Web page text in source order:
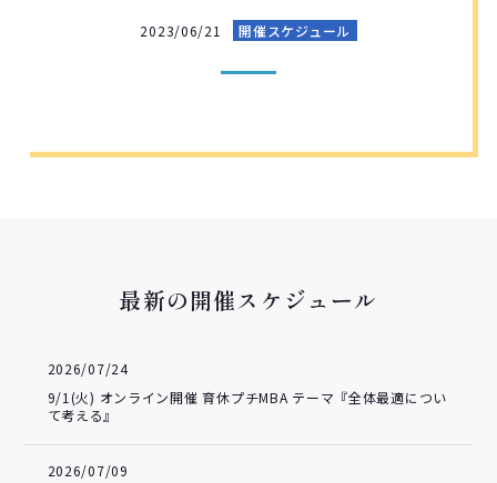
2023/06/21 開催スケジュール
最新の開催スケジュール
2026/07/24
9/1(火) オンライン開催 育休プチMBA テーマ『全体最適につい
て考える』
2026/07/09